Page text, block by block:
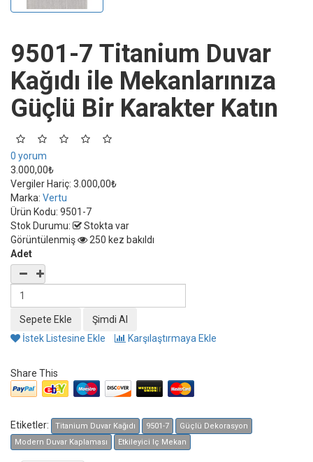
9501-7 Titanium Duvar
Kağıdı ile Mekanlarınıza
Güçlü Bir Karakter Katın
0 yorum
3.000,00₺
Vergiler Hariç: 3.000,00₺
Marka: Vertu
Ürün Kodu: 9501-7
Stok Durumu:
Stokta var
Görüntülenmiş
250 kez bakıldı
Adet
İstek Listesine Ekle Karşılaştırmaya Ekle
Share This
Etiketler: Titanium Duvar Kağıdı 9501-7
Güçlü Dekorasyon
Modern Duvar Kaplaması
Etkileyici Iç Mekan